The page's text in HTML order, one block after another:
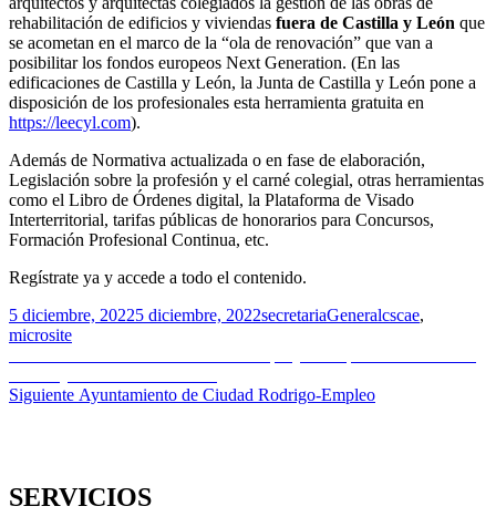
rehabilitación de edificios y viviendas fuera de Castilla y León que
se acometan en el marco de la “ola de renovación” que van a
posibilitar los fondos europeos Next Generation. (En las
edificaciones de Castilla y León, la Junta de Castilla y León pone a
disposición de los profesionales esta herramienta gratuita en
https://leecyl.com).
Además de Normativa actualizada o en fase de elaboración,
Legislación sobre la profesión y el carné colegial, otras herramientas
como el Libro de Órdenes digital, la Plataforma de Visado
Interterritorial, tarifas públicas de honorarios para Concursos,
Formación Profesional Continua, etc.
Regístrate ya y accede a todo el contenido.
Publicado
el
5 diciembre, 20225 diciembre, 2022Autor
secretariaCategorías
GeneralEtiquetas
cscae,
microsite
Navegación
de
Siguiente Entrada
Ayuntamiento de Ciudad Rodrigo-Empleo
SERVICIOS